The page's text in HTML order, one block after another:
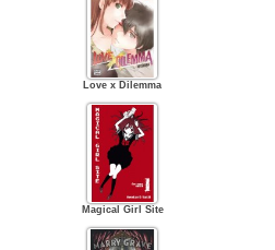
Love x Dilemma
Magical Girl Site